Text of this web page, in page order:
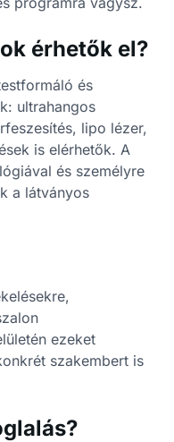
érhetők el?
és
ultrahangos
lipo lézer,
is elérhetők. A
és személyre
a látványos
ezeket
szakembert is